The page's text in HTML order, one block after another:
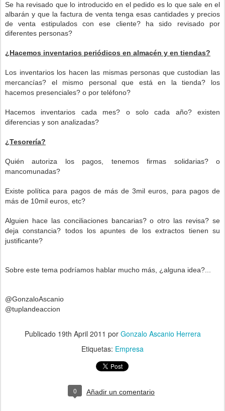
Se ha revisado que lo introducido en el pedido es lo que sale en el
albarán y que la factura de venta tenga esas cantidades y precios
de venta estipulados con ese cliente? ha sido revisado por
diferentes personas?
¿Hacemos inventarios periódicos en almacén y en tiendas?
Los inventarios los hacen las mismas personas que custodian las
mercancías? el mismo personal que está en la tienda? los
hacemos presenciales? o por teléfono?
Hacemos inventarios cada mes? o solo cada año? existen
diferencias y son analizadas?
¿Tesorería?
Quién autoriza los pagos, tenemos firmas solidarias? o
mancomunadas?
Existe política para pagos de más de 3mil euros, para pagos de
más de 10mil euros, etc?
Alguien hace las conciliaciones bancarias? o otro las revisa? se
deja constancia? todos los apuntes de los extractos tienen su
justificante?
Sobre este tema podríamos hablar mucho más, ¿alguna idea?...
@GonzaloAscanio
@tuplandeaccion
Publicado 19th April 2011 por Gonzalo Ascanio Herrera
Etiquetas: Empresa
0 Añadir un comentario